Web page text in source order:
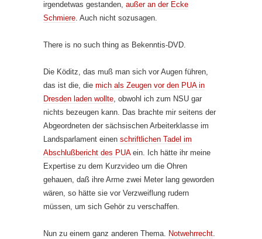
irgendetwas gestanden, außer an der Ecke
Schmiere. Auch nicht sozusagen.
There is no such thing as Bekenntis-DVD.
Die Köditz, das muß man sich vor Augen führen,
das ist die, die mich als Zeugen vor den PUA in
Dresden laden wollte, obwohl ich zum NSU gar
nichts bezeugen kann. Das brachte mir seitens der
Abgeordneten der sächsischen Arbeiterklasse im
Landsparlament einen schriftlichen Tadel im
Abschlußbericht des PUAein. Ich hätte ihr meine
Expertise zu dem Kurzvideo um die Ohren
gehauen, daß ihre Arme zwei Meter lang geworden
wären, so hätte sie vor Verzweiflung rudern
müssen, um sich Gehör zu verschaffen.
Nun zu einem ganz anderen Thema. Notwehrrecht.